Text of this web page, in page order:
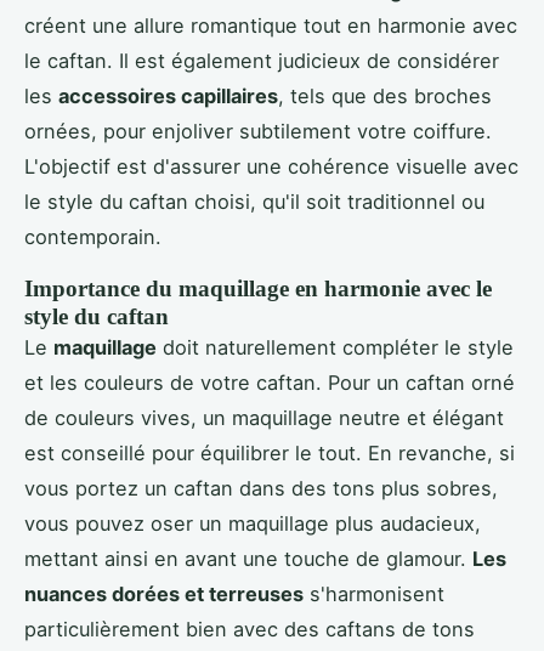
créent une allure romantique tout en harmonie avec
le caftan. Il est également judicieux de considérer
les accessoires capillaires, tels que des broches
ornées, pour enjoliver subtilement votre coiffure.
L'objectif est d'assurer une cohérence visuelle avec
le style du caftan choisi, qu'il soit traditionnel ou
contemporain.
Importance du maquillage en harmonie avec le
style du caftan
Le maquillage doit naturellement compléter le style
et les couleurs de votre caftan. Pour un caftan orné
de couleurs vives, un maquillage neutre et élégant
est conseillé pour équilibrer le tout. En revanche, si
vous portez un caftan dans des tons plus sobres,
vous pouvez oser un maquillage plus audacieux,
mettant ainsi en avant une touche de glamour. Les
nuances dorées et terreuses s'harmonisent
particulièrement bien avec des caftans de tons